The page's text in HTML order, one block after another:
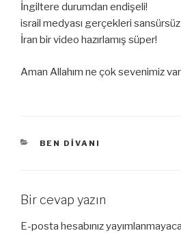
İngiltere durumdan endişeli!
israil medyası gerçekleri
İran bir video hazırlamış süper!
Aman Allahım ne çok sevenimiz
KATEGORILER
BEN DIVANI
Bir cevap yazın
E-posta hesabınız